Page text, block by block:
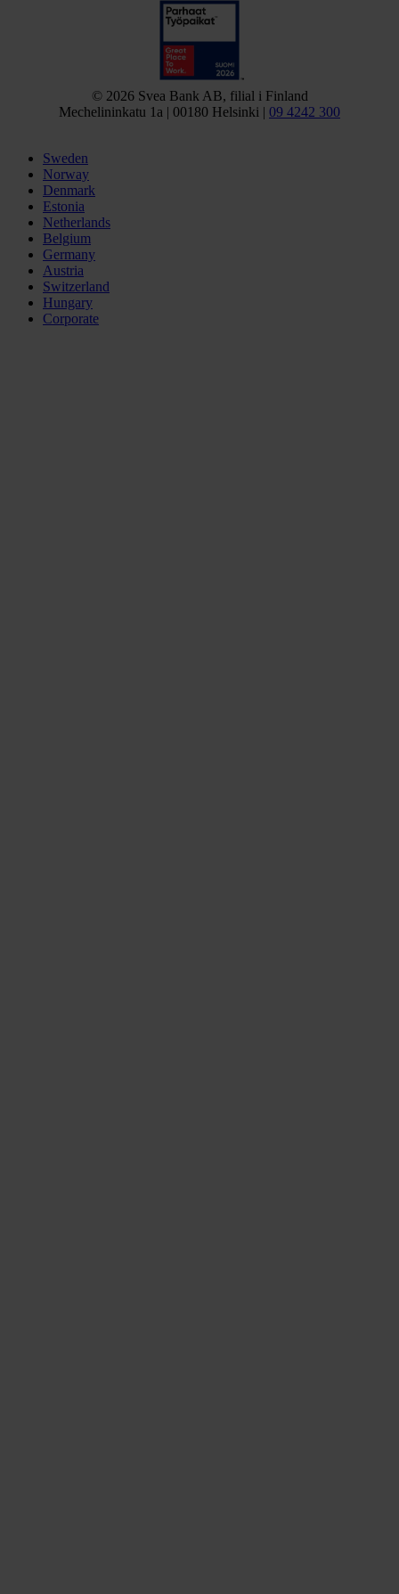
© 2026 Svea Bank AB, filial i Finland
Mechelininkatu 1a | 00180 Helsinki | 09 4242 300
Sweden
Norway
Denmark
Estonia
Netherlands
Belgium
Germany
Austria
Switzerland
Hungary
Corporate